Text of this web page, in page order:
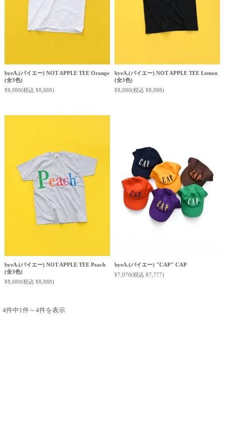
byeA.(バイエー) NOT APPLE TEE Orange
(全3色)
¥8,080(税込 ¥8,888)
byeA.(バイエー) NOT APPLE TEE Lemon
(全3色)
¥8,080(税込 ¥8,888)
byeA.(バイエー) NOT APPLE TEE Peach
(全3色)
¥8,080(税込 ¥8,888)
byeA.(バイエー) "CAP" CAP
¥7,070(税込 ¥7,777)
4件中1件～4件を表示